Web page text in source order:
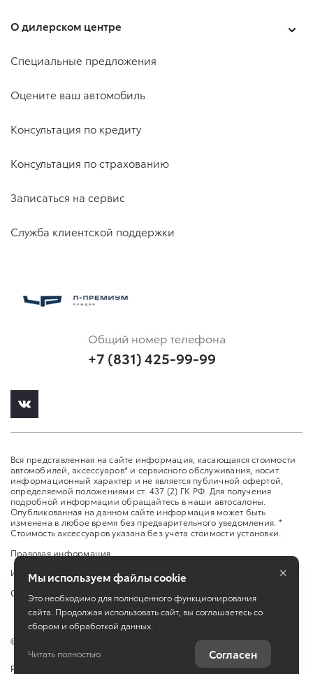
О дилерском центре
Специальные предложения
Оцените ваш автомобиль
Консультация по кредиту
Консультация по страхованию
Записаться на сервис
Служба клиентской поддержки
Общий номер телефона
+7 (831) 425-99-99
Вся представленная на сайте информация, касающаяся стоимости
автомобилей, аксессуаров* и сервисного обслуживания, носит
информационный характер и не является публичной офертой,
определяемой положениями ст. 437 (2) ГК РФ. Для получения
подробной информации обращайтесь в наши автосалоны.
Опубликованная на данном сайте информация может быть
изменена в любое время без предварительного уведомления. *
Стоимость аксессуаров указана без учета стоимости установки.
Правовая информация
Изменить настройку cookies
Сбросить cookie
©
Работает на технологиях
Мы используем файлы cookie
Это необходимо для полноценного функционирования
сайта. Продолжая использовать сайт, вы соглашаетесь со
сбором и обработкой данных.
Читать полностью Согласен
×